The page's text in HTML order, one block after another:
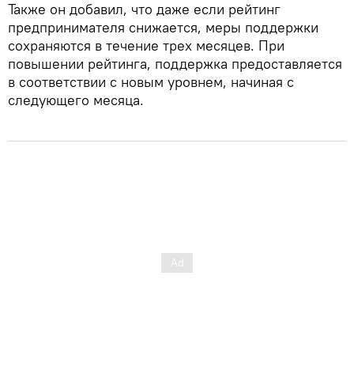
Также он добавил, что даже если рейтинг
предпринимателя снижается, меры поддержки
сохраняются в течение трех месяцев. При
повышении рейтинга, поддержка предоставляется
в соответствии с новым уровнем, начиная с
следующего месяца.